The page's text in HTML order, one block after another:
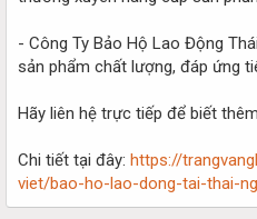
- Công Ty Bảo Hộ Lao Động
sản phẩm chất lượng, đáp ứng
Hãy liên hệ trực tiếp để biết
Chi tiết tại đây: https://
viet/bao-ho-lao-dong-tai-thai-